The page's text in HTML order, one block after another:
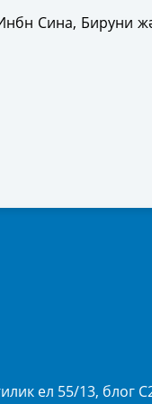
Сина, Бируни
ел 55/13, блог